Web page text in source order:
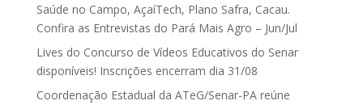
Saúde no Campo, AçaíTech, Plano Safra, Cacau.
Confira as Entrevistas do Pará Mais Agro – Jun/Jul
Lives do Concurso de Vídeos Educativos do Senar
disponíveis! Inscrições encerram dia 31/08
Coordenação Estadual da ATeG/Senar-PA reúne